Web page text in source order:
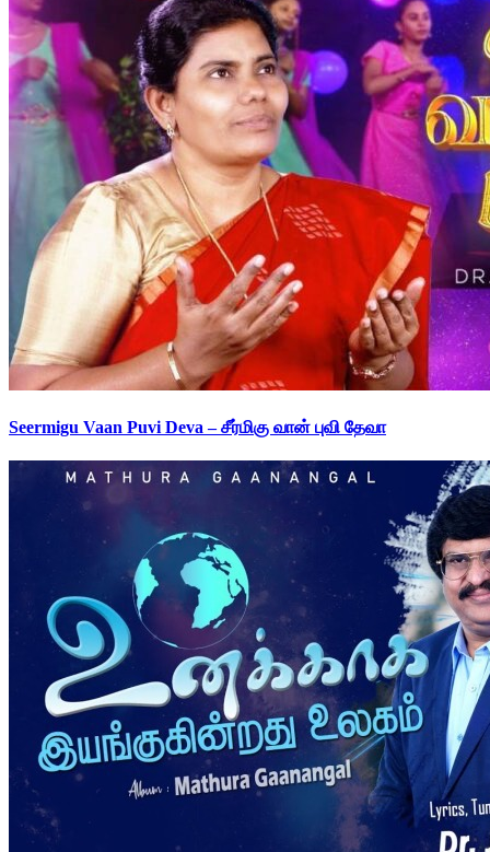
Seermigu Vaan Puvi Deva – சீர்மிகு வான் புவி தேவா